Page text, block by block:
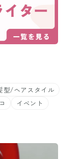
型/ヘアスタイル
イベント